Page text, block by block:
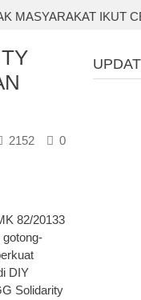
MASYARAKAT IKUT
0
2152
82/20133
DIY
Solidarity